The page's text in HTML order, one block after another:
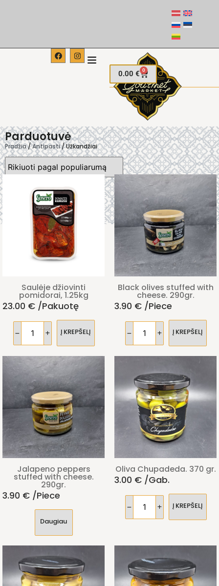
0.00 € 0
Parduotuvė
Pradžia/Antipasti/ Užkandžiai
Saulėje džiovinti
pomidorai, 1.25kg
23.00 € /pakuotę
Į KREPŠELĮ
Black olives stuffed with
cheese. 290gr.
3.90 € /piece
Į KREPŠELĮ
Jalapeno peppers
stuffed with cheese.
290gr.
3.90 € /piece
Daugiau
Oliva Chupadeda. 370 gr.
3.00 € /gab.
Į KREPŠELĮ